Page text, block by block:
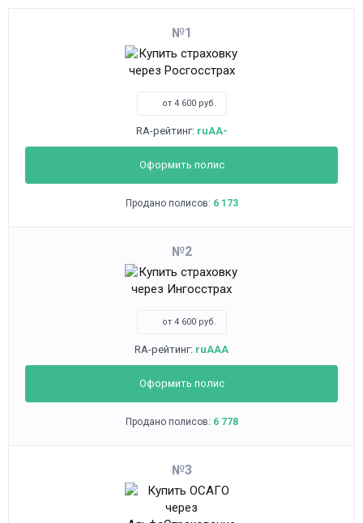
1
от 4 600 руб.
RA-рейтинг: ruAA-
Оформить полис
Продано полисов: 6 173
2
от 4 600 руб.
RA-рейтинг: ruAAA
Оформить полис
Продано полисов: 6 778
3